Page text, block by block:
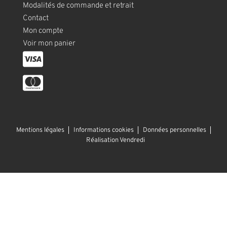
Modalités de commande et retrait
Contact
Mon compte
Voir mon panier
Mentions légales Informations cookies
Données personnelles
Réalisation Vendredi